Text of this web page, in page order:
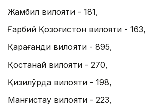
Жамбил вилояти - 181,
Ғарбий Қозоғистон вилояти - 163,
Қарағанди вилояти - 895,
Қостанай вилояти - 270,
Қизилўрда вилояти - 198,
Манғистау вилояти - 223,